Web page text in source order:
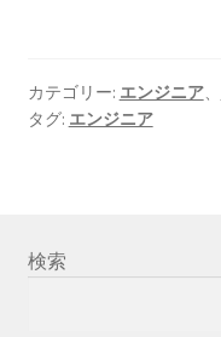
カテゴリー: エンジニア、
タグ: エンジニア
検索